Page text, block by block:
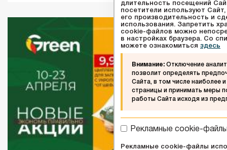
длительность посещений
посетители используют
его производительность и
использования. Запретить
cookie-файлов можно
в настройках браузера. Со
можете ознакомиться здесь
Внимание: Отключение
позволит определять
Сайта, в том числе наиболее
страницы и принимать меры
работы Сайта исходя из
Рекламные cookie-
Рекламные cookie-файлы